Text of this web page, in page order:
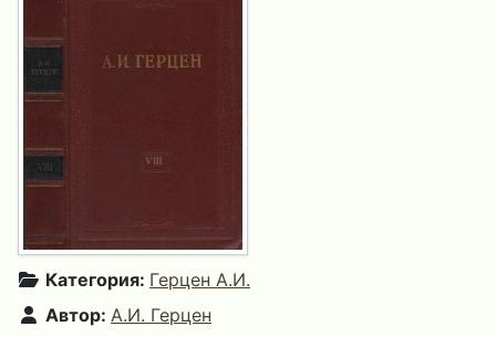
Категория: Герцен А.И.
Автор: А.И. Герцен